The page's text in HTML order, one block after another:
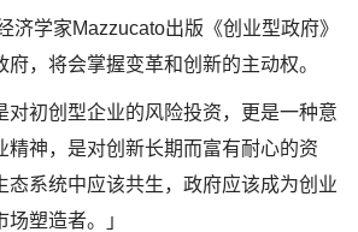
济学家Mazzucato出版《创业型政府》
，将会掌握变革和创新的主动权。
对初创型企业的风险投资，更是一种意
精神，是对创新长期而富有耐心的资
态系统中应该共生，政府应该成为创业
塑造者。」